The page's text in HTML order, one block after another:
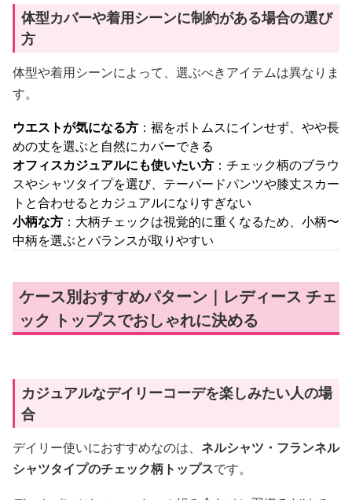
体型カバーや着用シーンに制約がある場合の選び
方
体型や着用シーンによって、選ぶべきアイテムは異なりま
す。
ウエストが気になる方 ：裾をボトムスにインせず、やや長
めの丈を選ぶと自然にカバーできる
オフィスカジュアルにも使いたい方 ：チェック柄のブラウ
スやシャツタイプを選び、テーパードパンツや膝丈スカー
トと合わせるとカジュアルになりすぎない
小柄な方 ：大柄チェックは視覚的に重くなるため、小柄〜
中柄を選ぶとバランスが取りやすい
ケース別おすすめパターン｜レディース チェ
ック トップスでおしゃれに決める
カジュアルなデイリーコーデを楽しみたい人の場
合
デイリー使いにおすすめなのは、 ネルシャツ・フランネル
シャツタイプのチェック柄トップスです。